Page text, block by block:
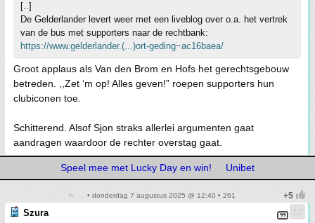
[..]
De Gelderlander levert weer met een liveblog over o.a. het vertrek
van de bus met supporters naar de rechtbank:
https://www.gelderlander.(...)ort-geding~ac16baea/
Groot applaus als Van den Brom en Hofs het gerechtsgebouw
betreden. ,,Zet ‘m op! Alles geven!” roepen supporters hun
clubiconen toe.
Schitterend. Alsof Sjon straks allerlei argumenten gaat
aandragen waardoor de rechter overstag gaat.
Speel mee met Lucky Day en win! Unibet
• donderdag 7 augustus 2025 @ 12:40 • 261
Szura